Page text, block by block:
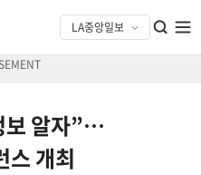
보 알자”…
스 개최